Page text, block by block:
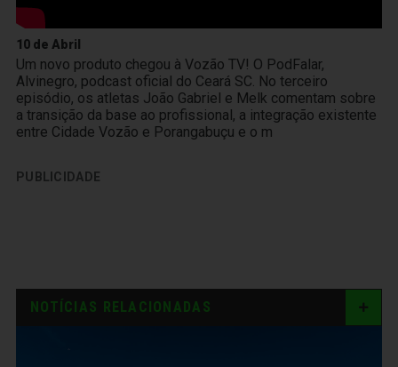
10 de Abril
Um novo produto chegou à Vozão TV! O PodFalar,
Alvinegro, podcast oficial do Ceará SC. No terceiro
episódio, os atletas João Gabriel e Melk comentam sobre
a transição da base ao profissional, a integração existente
entre Cidade Vozão e Porangabuçu e o m
PUBLICIDADE
NOTÍCIAS RELACIONADAS